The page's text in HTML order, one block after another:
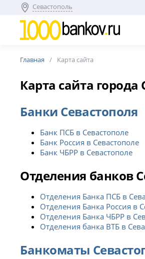
Севастополь
Главная Карта сайта
Карта сайта города
Банки Севастополя
Банк ПСБ в Севастополе
Банк Россия в Севастополе
Банк ЧБРР в Севастополе
Отделения банков
Отделения Банка ПСБ в
Отделения Банка Россия в
Отделения Банка ЧБРР в
Отделения банка ВТБ в
Банкоматы